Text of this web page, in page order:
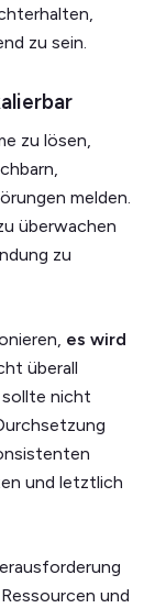
zu sein.
zu lösen,
melden.
überwachen
zu
es wird
überall
sollte nicht
und letztlich
und